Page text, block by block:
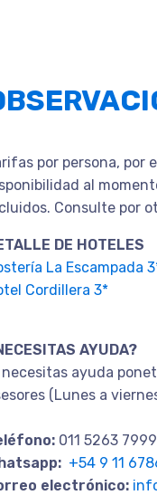
por persona, por
al
Consulte por
DE HOTELES
La Escampada
Cordillera 3*
AYUDA?
necesitas ayuda
(Lunes a
011 5263 7999
+54 9 11
electrónico: